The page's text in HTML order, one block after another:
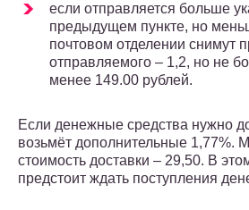
если отправляется больше
предыдущем пункте, но
почтовом отделении снимут
отправляемого – 1,2, но не
менее 149.00 рублей.
Если денежные средства нужно
возьмёт дополнительные 1,77%.
стоимость доставки – 29,50. В
предстоит ждать поступления